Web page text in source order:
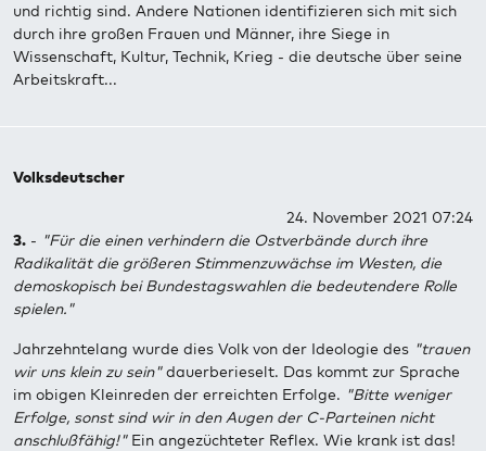
und richtig sind. Andere Nationen identifizieren sich mit sich
durch ihre großen Frauen und Männer, ihre Siege in
Wissenschaft, Kultur, Technik, Krieg - die deutsche über seine
Arbeitskraft...
Volksdeutscher
24. November 2021 07:24
3. - "Für die einen verhindern die Ostverbände durch ihre
Radikalität die größeren Stimmenzuwächse im Westen, die
demoskopisch bei Bundestagswahlen die bedeutendere Rolle
spielen."
Jahrzehntelang wurde dies Volk von der Ideologie des "trauen
wir uns klein zu sein"dauerberieselt. Das kommt zur Sprache
im obigen Kleinreden der erreichten Erfolge. "Bitte weniger
Erfolge, sonst sind wir in den Augen der C-Parteinen nicht
anschlußfähig!"Ein angezüchteter Reflex. Wie krank ist das!